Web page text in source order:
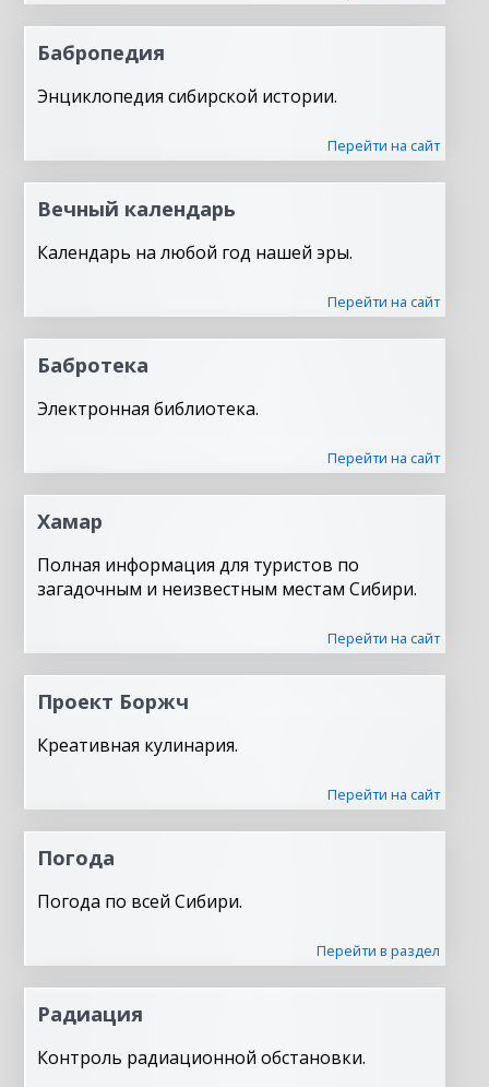
Бабропедия
Энциклопедия сибирской истории.
Перейти на сайт
Вечный календарь
Календарь на любой год нашей эры.
Перейти на сайт
Бабротека
Электронная библиотека.
Перейти на сайт
Хамар
Полная информация для туристов по
загадочным и неизвестным местам Сибири.
Перейти на сайт
Проект Боржч
Креативная кулинария.
Перейти на сайт
Погода
Погода по всей Сибири.
Перейти в раздел
Радиация
Контроль радиационной обстановки.